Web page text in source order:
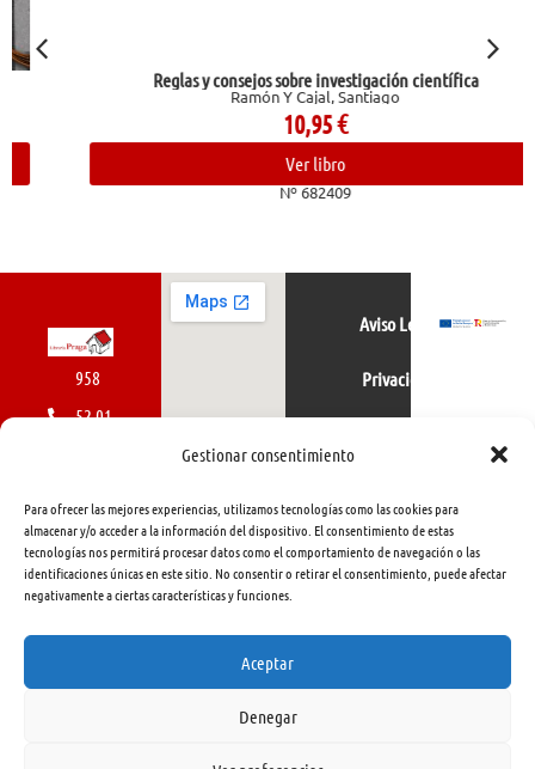
Gestionar consentimiento
Para ofrecer las mejores experiencias, utilizamos tecnologías como las cookies para
almacenar y/o acceder a la información del dispositivo. El consentimiento de estas
tecnologías nos permitirá procesar datos como el comportamiento de navegación o las
identificaciones únicas en este sitio. No consentir o retirar el consentimiento, puede afectar
negativamente a ciertas características y funciones.
Aceptar
Denegar
Reglas y consejos sobre investigación científica
Ramón Y Cajal, Santiago
10,95€
Ver libro
Nº 682409
958
52 01
462
415
info@libreriapraga.com
Gracia,
Aviso Legal
Privacidad